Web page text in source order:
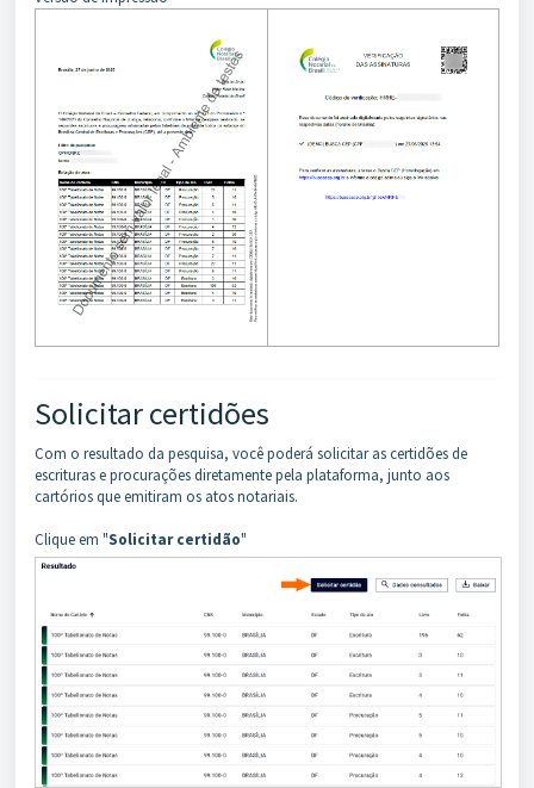
Solicitar certidões
Com o resultado da pesquisa, você poderá solicitar as certidões de
escrituras e procurações diretamente pela plataforma, junto aos
cartórios que emitiram os atos notariais.
Clique em "Solicitar certidão"